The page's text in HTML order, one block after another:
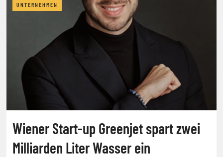
UNTERNEHMEN
Wiener Start-up Greenjet spart zwei
Milliarden Liter Wasser ein